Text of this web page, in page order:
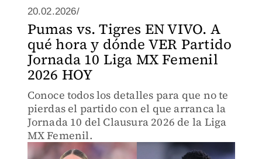
20.02.2026/
Pumas vs. Tigres EN VIVO. A
qué hora y dónde VER Partido
Jornada 10 Liga MX Femenil
2026 HOY
Conoce todos los detalles para que no te
pierdas el partido con el que arranca la
Jornada 10 del Clausura 2026 de la Liga
MX Femenil.